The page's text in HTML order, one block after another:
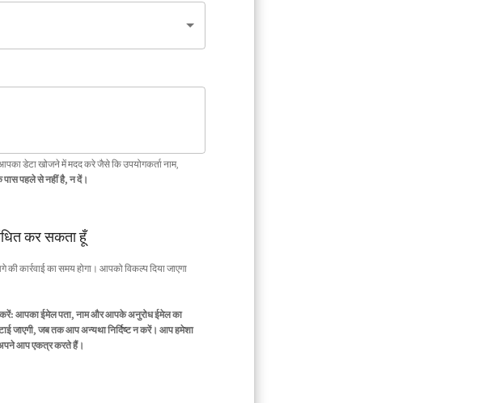
डेटा खोजने में मदद करे जैसे कि उपयोगकर्ता नाम,
पास पहले से नहीं है, न दें।
कर सकता हूँ
का समय होगा। आपको विकल्प दिया जाएगा
करें: आपका ईमेल पता, नाम और आपके अनुरोध ईमेल का
जाएगी, जब तक आप अन्यथा निर्दिष्ट न करें। आप हमेशा
अपने आप एकत्र करते हैं।